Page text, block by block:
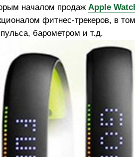
началом продаж Apple
фитнес-трекеров, в
барометром и т.д.